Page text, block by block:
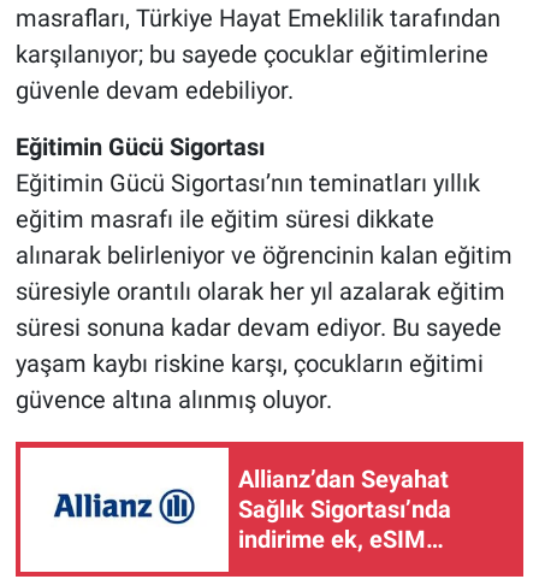
masrafları, Türkiye Hayat Emeklilik tarafından
karşılanıyor; bu sayede çocuklar eğitimlerine
güvenle devam edebiliyor.
Eğitimin Gücü Sigortası
Eğitimin Gücü Sigortası’nın teminatları yıllık
eğitim masrafı ile eğitim süresi dikkate
alınarak belirleniyor ve öğrencinin kalan eğitim
süresiyle orantılı olarak her yıl azalarak eğitim
süresi sonuna kadar devam ediyor. Bu sayede
yaşam kaybı riskine karşı, çocukların eğitimi
güvence altına alınmış oluyor.
Allianz’dan Seyahat
Sağlık Sigortası’nda
indirime ek, eSIM
Booking’de yüzde 75’e